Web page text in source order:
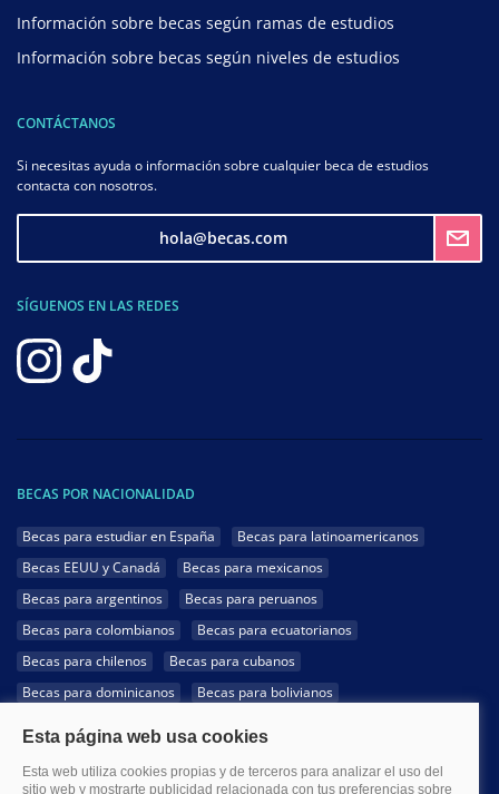
Información sobre becas según ramas de estudios
Información sobre becas según niveles de estudios
CONTÁCTANOS
Si necesitas ayuda o información sobre cualquier beca de estudios
contacta con nosotros.
hola@becas.com
SÍGUENOS EN LAS REDES
BECAS POR NACIONALIDAD
Becas para estudiar en España
Becas para latinoamericanos
Becas EEUU y Canadá
Becas para mexicanos
Becas para argentinos
Becas para peruanos
Becas para colombianos
Becas para ecuatorianos
Becas para chilenos
Becas para cubanos
Becas para dominicanos
Becas para bolivianos
Becas para hondureños
Becas para paraguayos